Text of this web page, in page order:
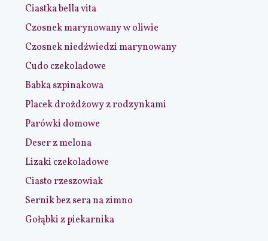
Ciastka bella vita
Czosnek marynowany w oliwie
Czosnek niedźwiedzi marynowany
Cudo czekoladowe
Babka szpinakowa
Placek drożdżowy z rodzynkami
Parówki domowe
Deser z melona
Lizaki czekoladowe
Ciasto rzeszowiak
Sernik bez sera na zimno
Gołąbki z piekarnika